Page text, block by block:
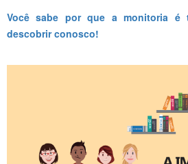
Você sabe por que a monitoria é
descobrir conosco!